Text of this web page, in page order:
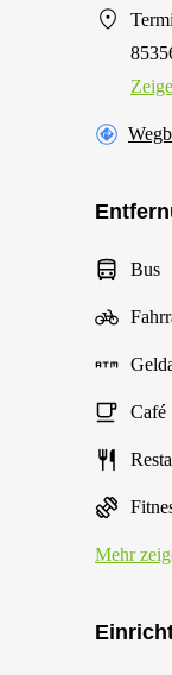
Bus
Café
Mehr